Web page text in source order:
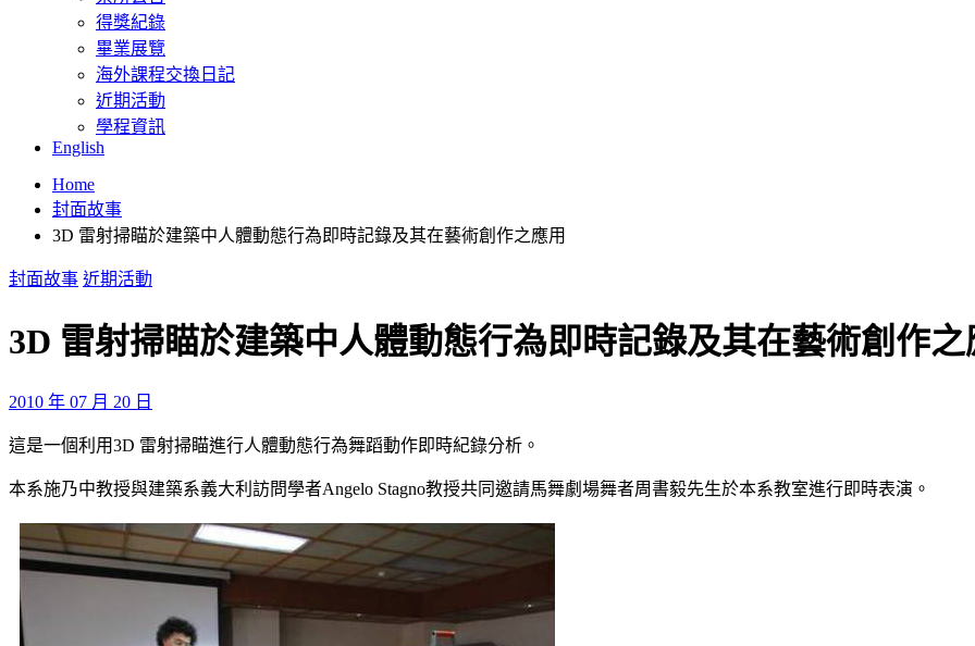
得獎紀錄
畢業展覽
海外課程交換日記
近期活動
學程資訊
English
Home
封面故事
3D 雷射掃瞄於建築中人體動態行為即時記錄及其在藝術創作之應用
封面故事 近期活動
3D 雷射掃瞄於建築中人體動態行為即時記錄及其在藝術創作之
2010 年 07 月 20 日
這是一個利用3D 雷射掃瞄進行人體動態行為舞蹈動作即時紀錄分析。
本系施乃中教授與建築系義大利訪問學者Angelo Stagno教授共同邀請馬舞劇場舞者周書毅先生於本系教室進行即時表演。